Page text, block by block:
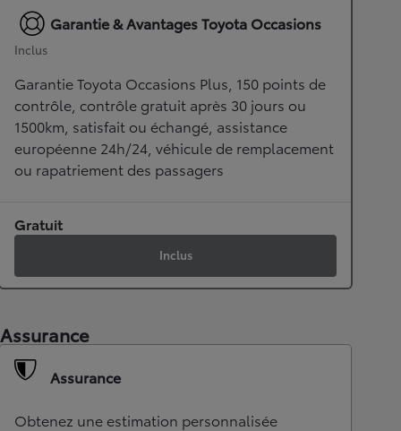
Garantie & Avantages Toyota Occasions
Inclus
Garantie Toyota Occasions Plus, 150 points de
contrôle, contrôle gratuit après 30 jours ou
1500km, satisfait ou échangé, assistance
européenne 24h/24, véhicule de remplacement
ou rapatriement des passagers
Gratuit
Inclus
Assurance
Assurance
Obtenez une estimation personnalisée